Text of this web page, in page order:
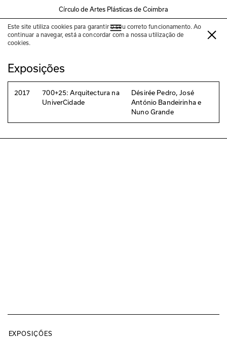
Círculo de Artes Plásticas de Coimbra
Este site utiliza cookies para garantir o seu correto funcionamento. Ao
continuar a navegar, está a concordar com a nossa utilização de
cookies.
Nuno Grande
Exposições
2017
700+25: Arquitectura na
UniverCidade
Désirée Pedro, José
António Bandeirinha e
Nuno Grande
EXPOSIÇÕES